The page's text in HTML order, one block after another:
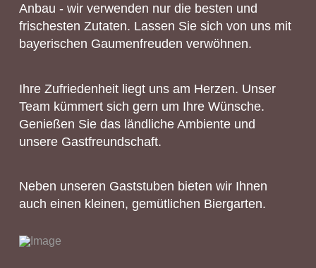
Anbau - wir verwenden nur die besten und
frischesten Zutaten. Lassen Sie sich von uns mit
bayerischen Gaumenfreuden verwöhnen.
Ihre Zufriedenheit liegt uns am Herzen. Unser
Team kümmert sich gern um Ihre Wünsche.
Genießen Sie das ländliche Ambiente und
unsere Gastfreundschaft.
Neben unseren Gaststuben bieten wir Ihnen
auch einen kleinen, gemütlichen Biergarten.